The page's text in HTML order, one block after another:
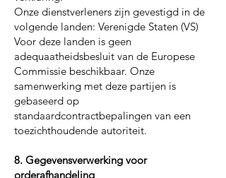
Onze dienstverleners zijn gevestigd in de
volgende landen: Verenigde Staten (VS)
Voor deze landen is geen
adequaatheidsbesluit van de Europese
Commissie beschikbaar. Onze
samenwerking met deze partijen is
gebaseerd op
standaardcontractbepalingen van een
toezichthoudende autoriteit.
8. Gegevensverwerking voor
orderafhandeling